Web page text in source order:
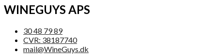
WINEGUYS APS
30 48 79 89
CVR: 38187740
mail@WineGuys.dk